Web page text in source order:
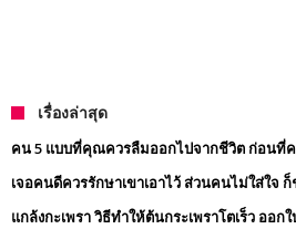
เรื่องล่าสุด
คน 5 แบบที่คุณควรลืมออกไปจากชีวิต ก่อนที่
เจอคนดีควรรักษาเขาเอาไว้ ส่วนคนไม่ใส่ใจ
แกล้งกะเพรา วิธีทำให้ต้นกระเพราโตเร็ว ออก